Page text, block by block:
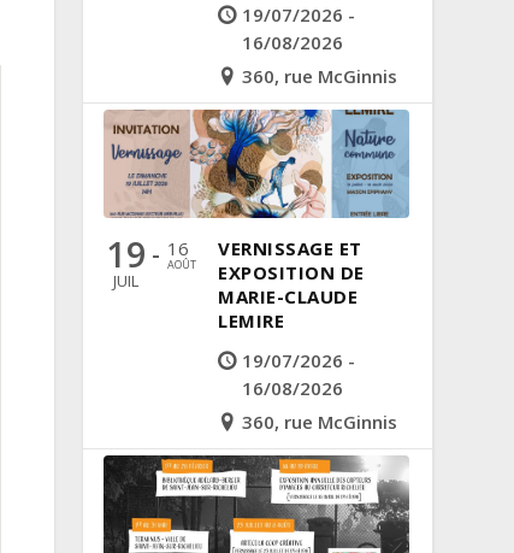
19/07/2026 -
16/08/2026
360, rue McGinnis
19
JUIL
- 16
AOÛT
VERNISSAGE ET
EXPOSITION DE
MARIE-CLAUDE
LEMIRE
19/07/2026 -
16/08/2026
360, rue McGinnis